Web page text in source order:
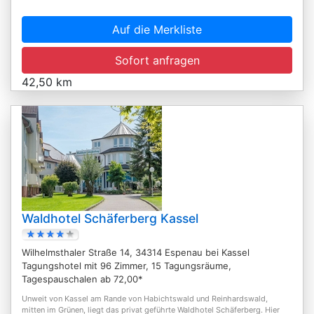
Auf die Merkliste
Sofort anfragen
42,50 km
Waldhotel Schäferberg Kassel
Wilhelmsthaler Straße 14, 34314 Espenau bei Kassel
Tagungshotel mit 96 Zimmer, 15 Tagungsräume,
Tagespauschalen ab 72,00*
Unweit von Kassel am Rande von Habichtswald und Reinhardswald,
mitten im Grünen, liegt das privat geführte Waldhotel Schäferberg. Hier